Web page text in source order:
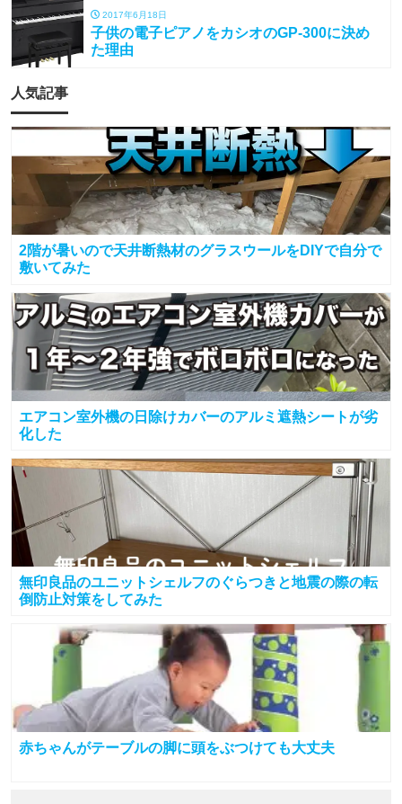
2017年6月18日
子供の電子ピアノをカシオのGP-300に決め
た理由
人気記事
2階が暑いので天井断熱材のグラスウールをDIYで自分で
敷いてみた
エアコン室外機の日除けカバーのアルミ遮熱シートが劣
化した
無印良品のユニットシェルフのぐらつきと地震の際の転
倒防止対策をしてみた
赤ちゃんがテーブルの脚に頭をぶつけても大丈夫